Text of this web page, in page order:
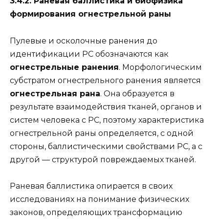
формирования огнестрельной раны
Пулевые и осколочные ранения до
идентификации РС обозначаются как
огнестрельные ранения. Морфологическим
субстратом огнестрельного ранения является
огнестрельная рана. Она образуется в
результате взаимодействия тканей, органов и
систем человека с РС, поэтому характеристика
огнестрельной раны определяется, с одной
стороны, баллистическими свойствами РС, а с
другой — структурой повреждаемых тканей.
Раневая баллистика опирается в своих
исследованиях на понимание физических
законов, определяющих трансформацию